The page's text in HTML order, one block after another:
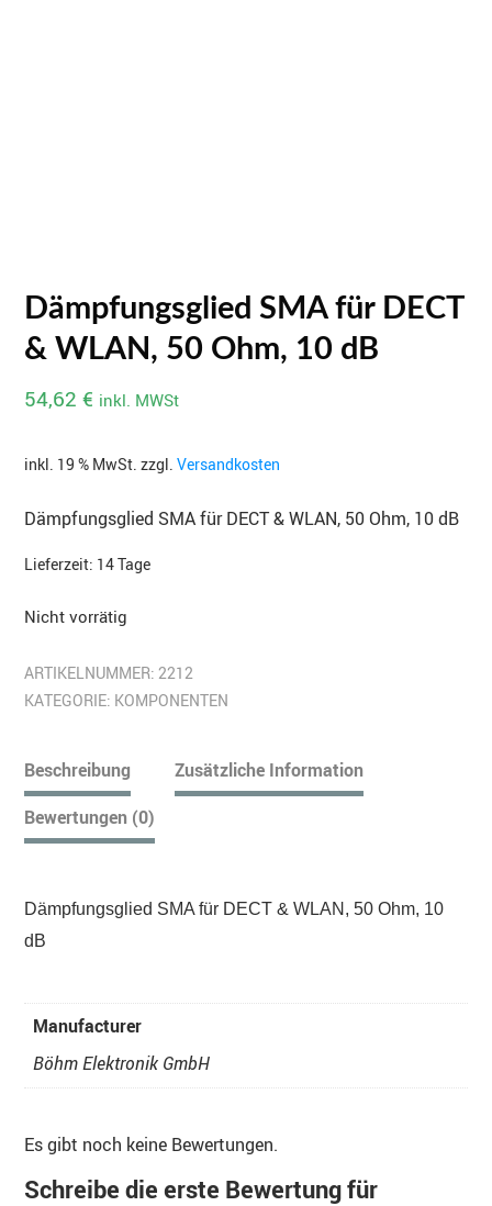
Dämpfungsglied SMA für DECT
& WLAN, 50 Ohm, 10 dB
54,62 € inkl. MWSt
inkl. 19 % MwSt. zzgl. Versandkosten
Dämpfungsglied SMA für DECT & WLAN, 50 Ohm, 10 dB
Lieferzeit: 14 Tage
Nicht vorrätig
ARTIKELNUMMER: 2212
KATEGORIE: KOMPONENTEN
Beschreibung
Zusätzliche Information
Bewertungen (0)
Dämpfungsglied SMA für DECT & WLAN, 50 Ohm, 10
dB
Manufacturer
Böhm Elektronik GmbH
Es gibt noch keine Bewertungen.
Schreibe die erste Bewertung für